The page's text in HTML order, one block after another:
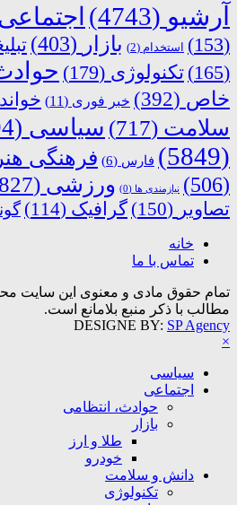
آرشیو (4743)
(153)
استخدام (2) بازار (403)
(165)
تکنولوژی (179)
خاص (392) خبر فوری (11)
سلامت (717) سیاسی (1894)
(5849)
فارس (6) فرهنگی
(506)
نیازمندی ها (0) ورزشی (827)
تصاویر (150) گرافیک (114)
خانه
تماس با ما
تمام حقوق مادی و معنوی این سایت
مطالب با ذکر منبع بلامانع است.
DESIGNE BY: SP Agency
×
سیاسی
اجتماعی
حوادث، انتظامی
بازار
طلا و ارز
خودرو
دانش و سلامت
تکنولوژی